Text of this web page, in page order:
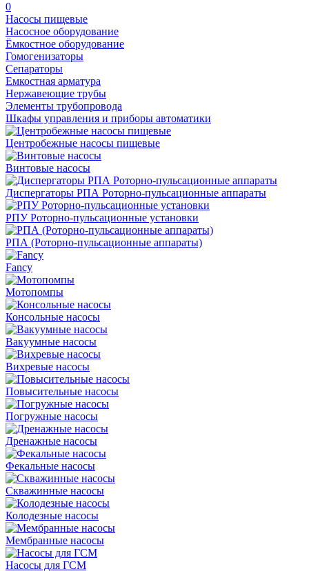
0
Насосы пищевые
Насосное оборудование
Ёмкостное оборудование
Гомогенизаторы
Сепараторы
Емкостная арматура
Нержавеющие трубы
Элементы трубопровода
Шкафы управления и приборы автоматики
Центробежные насосы пищевые
Винтовые насосы
Диспергаторы РПА Роторно-пульсационные аппараты
РПУ Роторно-пульсационные установки
РПА (Роторно-пульсационные аппараты)
Fancy
Мотопомпы
Консольные насосы
Вакуумные насосы
Вихревые насосы
Повысительные насосы
Погружные насосы
Дренажные насосы
Фекальные насосы
Скважинные насосы
Колодезные насосы
Мембранные насосы
Насосы для ГСМ